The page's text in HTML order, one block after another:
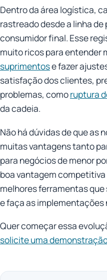
Dentro da área logística,
rastreado desde a linha
consumidor final. Esse
muito ricos para entender
suprimentose fazer
satisfação dos clientes,
problemas, comoruptura
da cadeia.
Não há dúvidas de que as
muitas vantagens tanto
para negócios de menor
boa vantagem
melhores ferramentas
e faça as implementações
Quer começar essa
solicite uma